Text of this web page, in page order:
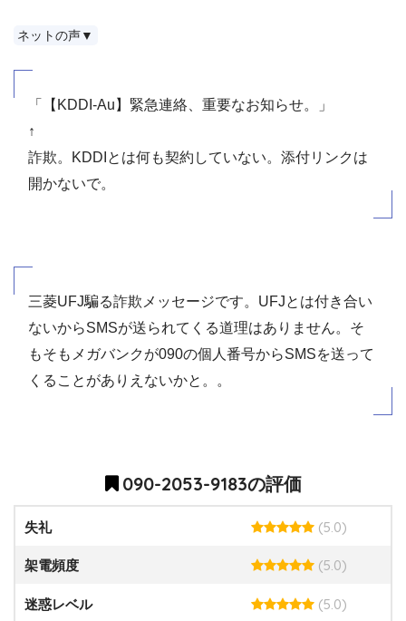
ネットの声▼
「【KDDI-Au】緊急連絡、重要なお知らせ。」
↑
詐欺。KDDIとは何も契約していない。添付リンクは
開かないで。
三菱UFJ騙る詐欺メッセージです。UFJとは付き合い
ないからSMSが送られてくる道理はありません。そ
もそもメガバンクが090の個人番号からSMSを送って
くることがありえないかと。。
090-2053-9183の評価
失礼 (5.0)
架電頻度 (5.0)
迷惑レベル (5.0)